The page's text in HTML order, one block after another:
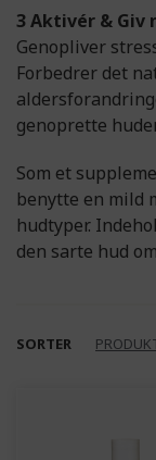
3 Aktivér & Giv
Genopliver
Forbedrer det
genoprette
Som et
benytte en mild
hudtyper.
den sarte hud
SORTER